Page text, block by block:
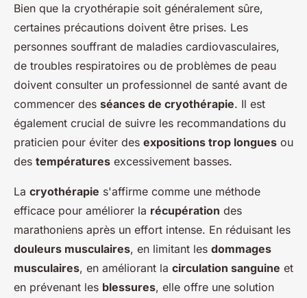
Bien que la cryothérapie soit généralement sûre,
certaines précautions doivent être prises. Les
personnes souffrant de maladies cardiovasculaires,
de troubles respiratoires ou de problèmes de peau
doivent consulter un professionnel de santé avant de
commencer des séances de cryothérapie. Il est
également crucial de suivre les recommandations du
praticien pour éviter des expositions trop longues ou
des températures excessivement basses.
La cryothérapie s'affirme comme une méthode
efficace pour améliorer la récupération des
marathoniens après un effort intense. En réduisant les
douleurs musculaires, en limitant les dommages
musculaires, en améliorant la circulation sanguine et
en prévenant les blessures, elle offre une solution